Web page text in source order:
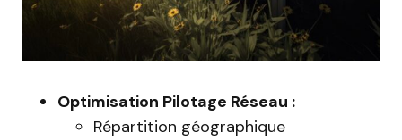
Optimisation Pilotage Réseau :
Répartition géographique